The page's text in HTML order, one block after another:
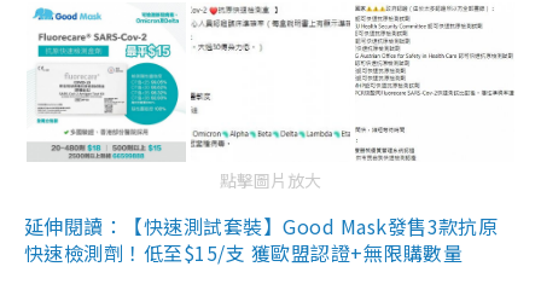
點擊圖片放大
延伸閱讀：【快速測試套裝】Good Mask發售3款抗原
快速檢測劑！低至$15/支 獲歐盟認證+無限購數量